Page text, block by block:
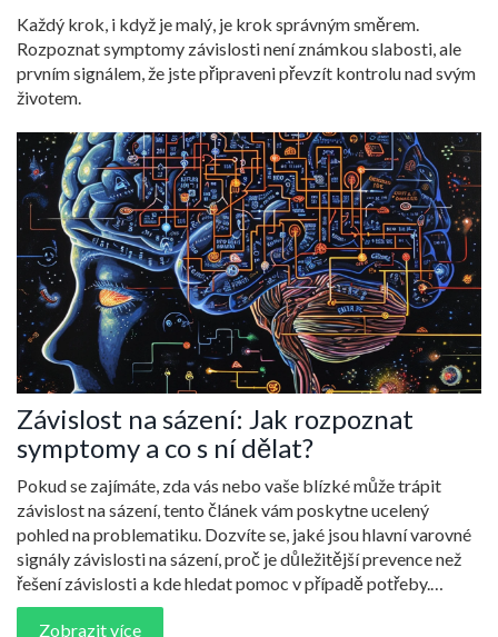
Každý krok, i když je malý, je krok správným směrem.
Rozpoznat symptomy závislosti není známkou slabosti, ale
prvním signálem, že jste připraveni převzít kontrolu nad svým
životem.
Závislost na sázení: Jak rozpoznat
symptomy a co s ní dělat?
Pokud se zajímáte, zda vás nebo vaše blízké může trápit
závislost na sázení, tento článek vám poskytne ucelený
pohled na problematiku. Dozvíte se, jaké jsou hlavní varovné
signály závislosti na sázení, proč je důležitější prevence než
řešení závislosti a kde hledat pomoc v případě potřeby.
Připravte se na hloubkový pohled na symptomy, důsledky a
možnosti léčby této formy závislosti.
Zobrazit více